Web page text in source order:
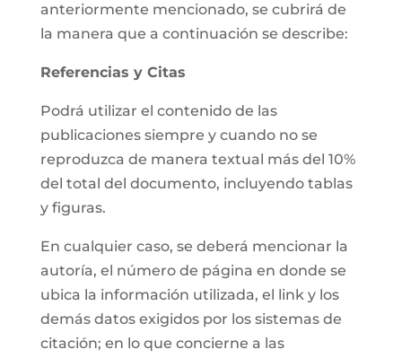
anteriormente mencionado, se cubrirá de
la manera que a continuación se describe:
Referencias y Citas
Podrá utilizar el contenido de las
publicaciones siempre y cuando no se
reproduzca de manera textual más del 10%
del total del documento, incluyendo tablas
y figuras.
En cualquier caso, se deberá mencionar la
autoría, el número de página en donde se
ubica la información utilizada, el link y los
demás datos exigidos por los sistemas de
citación; en lo que concierne a las